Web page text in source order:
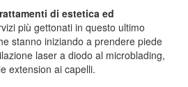
di estetica ed
più gettonati in questo ultimo
stanno iniziando a prendere piede
laser a diodo al microblading,
extension ai capelli.